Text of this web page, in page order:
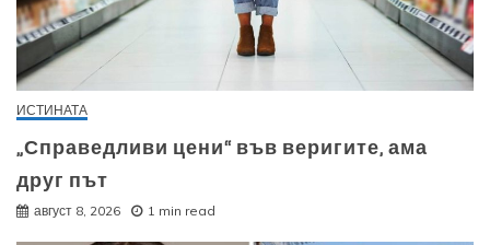
ИСТИНАТА
„Справедливи цени“ във веригите, ама
друг път
август 8, 2026 1 min read